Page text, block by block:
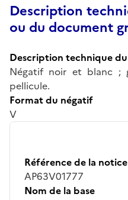
Description
ou du document
Description technique
Négatif noir et blanc ;
pellicule.
Format du négatif
V
Référence de la notice
AP63V01777
Nom de la base